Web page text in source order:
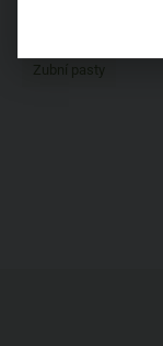
Zubní pasty